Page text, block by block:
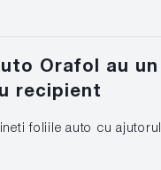
Orafol au un
recipient
foliile auto cu